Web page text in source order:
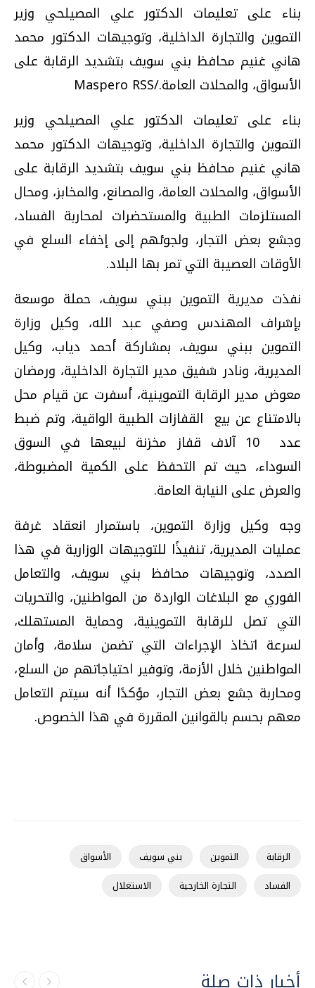
بناء على تعليمات الدكتور علي المصيلحي وزير
التموين والتجارة الداخلية، وتوجيهات الدكتور محمد
هاني غنيم محافظ بني سويف بتشديد الرقابة على
الأسواق، والمحلات العامة./Maspero RSS
بناء على تعليمات الدكتور علي المصيلحي وزير
التموين والتجارة الداخلية، وتوجيهات الدكتور محمد
هاني غنيم محافظ بني سويف بتشديد الرقابة على
الأسواق، والمحلات العامة، والمصانع، والمخابز، ومحال
المستلزمات الطبية والمستحضرات لمحاربة الفساد،
وجشع بعض التجار، ولجوئهم إلى إخفاء السلع في
الأوقات العصيبة التي تمر بها البلاد.
نفذت مديرية التموين ببني سويف، حملة موسعة
بإشراف المهندس وصفي عبد الله، وكيل وزارة
التموين ببني سويف، بمشاركة أحمد دياب، وكيل
المديرية، ونادر شفيق مدير التجارة الداخلية، ورمضان
معوض مدير الرقابة التموينية، أسفرت عن قيام محل
بالامتناع عن بيع القفازات الطبية الواقية، وتم ضبط
عدد 10 آلاف قفاز مخزنة لبيعها في السوق
السوداء، حيث تم التحفظ على الكمية المضبوطة،
والعرض على النيابة العامة.
وجه وكيل وزارة التموين، باستمرار انعقاد غرفة
عمليات المديرية، تنفيذًا للتوجيهات الوزارية في هذا
الصدد، وتوجيهات محافظ بني سويف، والتعامل
الفوري مع البلاغات الواردة من المواطنين، والتحريات
التي تصل للرقابة التموينية، وحماية المستهلك،
لسرعة اتخاذ الإجراءات التي تضمن سلامة، وأمان
المواطنين خلال الأزمة، وتوفير احتياجاتهم من السلع،
ومحاربة جشع بعض التجار، مؤكدًا أنه سيتم التعامل
معهم بحسم بالقوانين المقررة في هذا الخصوص.
الرقابة التموين بني سويف
الأسواق
الفساد
التجارة الخارجية الاستغلال
أخبار ذات صلة